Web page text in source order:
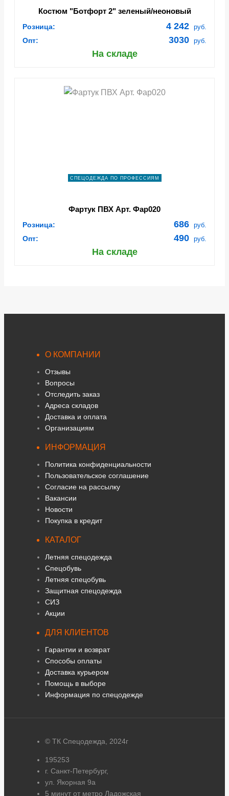
Костюм "Ботфорт 2" зеленый/неоновый
Розница: 4 242 руб.
Опт: 3030 руб.
На складе
СПЕЦОДЕЖДА ПО ПРОФЕССИЯМ
Фартук ПВХ Арт. Фар020
Розница: 686 руб.
Опт: 490 руб.
На складе
О КОМПАНИИ
Отзывы
Вопросы
Отследить заказ
Адреса складов
Доставка и оплата
Организациям
ИНФОРМАЦИЯ
Политика конфиденциальности
Пользовательское соглашение
Согласие на рассылку
Вакансии
Новости
Покупка в кредит
КАТАЛОГ
Летняя спецодежда
Спецобувь
Летняя спецобувь
Защитная спецодежда
СИЗ
Акции
ДЛЯ КЛИЕНТОВ
Гарантии и возврат
Способы оплаты
Доставка курьером
Помощь в выборе
Информация по спецодежде
© ТК Спецодежда, 2024г
195253
г. Санкт-Петербург,
ул. Якорная 9а
5 минут от метро Ладожская